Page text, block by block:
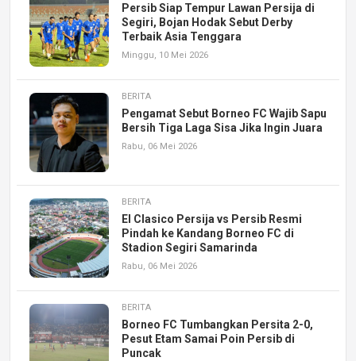
Persib Siap Tempur Lawan Persija di
Segiri, Bojan Hodak Sebut Derby
Terbaik Asia Tenggara
Minggu, 10 Mei 2026
BERITA
Pengamat Sebut Borneo FC Wajib Sapu
Bersih Tiga Laga Sisa Jika Ingin Juara
Rabu, 06 Mei 2026
BERITA
El Clasico Persija vs Persib Resmi
Pindah ke Kandang Borneo FC di
Stadion Segiri Samarinda
Rabu, 06 Mei 2026
BERITA
Borneo FC Tumbangkan Persita 2-0,
Pesut Etam Samai Poin Persib di
Puncak